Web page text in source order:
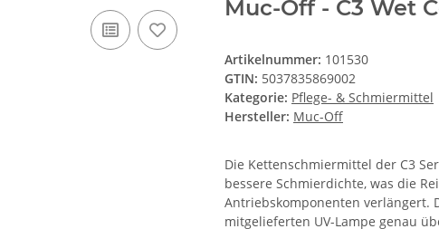
Muc-Off - C3 Wet
Artikelnummer: 101530
GTIN: 5037835869002
Kategorie: Pflege- & Schmiermittel
Hersteller: Muc-Off
Die Kettenschmiermittel der C3
bessere Schmierdichte, was die
Antriebskomponenten verlängert.
mitgelieferten UV-Lampe genau